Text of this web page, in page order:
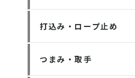
打込み・ロープ止め
つまみ・取手